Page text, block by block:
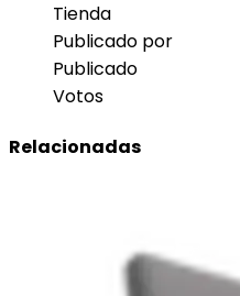
Tienda
Publicado por
Publicado
Votos
Relacionadas